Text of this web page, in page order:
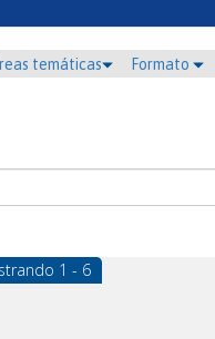
temáticas Formato
1 - 6